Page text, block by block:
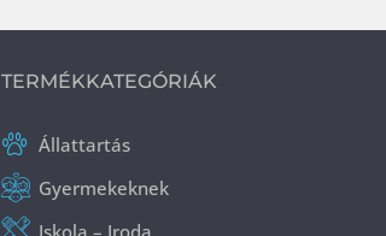
TERMÉKKATEGÓRIÁK
Állattartás
Gyermekeknek